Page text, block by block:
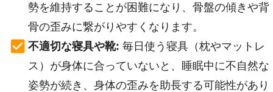
勢を維持することが困難になり、骨盤の傾きや背
骨の歪みに繋がりやすくなります。
不適切な寝具や靴: 毎日使う寝具（枕やマットレ
ス）が身体に合っていないと、睡眠中に不自然な
姿勢が続き、身体の歪みを助長する可能性があり